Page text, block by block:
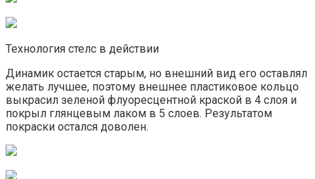
Технология стелс в действии
Динамик остается старым, но внешний вид его оставлял
желать лучшее, поэтому внешнее пластиковое кольцо
выкрасил зеленой флуоресцентной краской в 4 слоя и
покрыл глянцевым лаком в 5 слоев. Результатом
покраски остался доволен.